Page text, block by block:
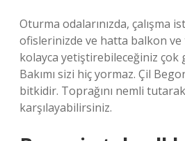
Oturma odalarınızda, çalışma
ofislerinizde ve hatta balkon ve
kolayca yetiştirebileceğiniz çok
Bakımı sizi hiç yormaz. Çil
bitkidir. Toprağını nemli
karşılayabilirsiniz.